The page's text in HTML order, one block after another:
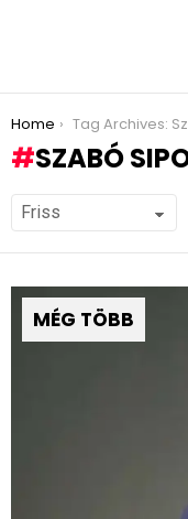
You are here:
Home Tag Archives: Szabó Sipos Barnabás
SZABÓ
MÉG TÖBB